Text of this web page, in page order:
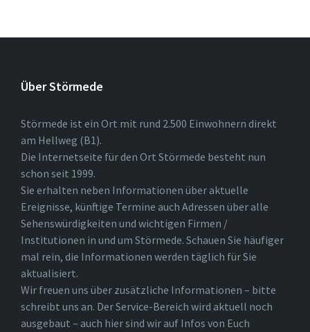
Über Störmede
Störmede ist ein Ort mit rund 2.500 Einwohnern direkt
am Hellweg (B1).
Die Internetseite für den Ort Störmede besteht nun
schon seit 1999.
Sie erhalten neben Informationen über aktuelle
Ereignisse, künftige Termine auch Adressen über alle
Sehenswürdigkeiten und wichtigen Firmen /
Institutionen in und um Störmede. Schauen Sie häufiger
mal rein, die Informationen werden täglich für Sie
aktualisiert.
Wir freuen uns über zusätzliche Informationen – bitte
schreibt uns an. Der Service-Bereich wird aktuell noch
ausgebaut – auch hier sind wir auf Infos von Euch